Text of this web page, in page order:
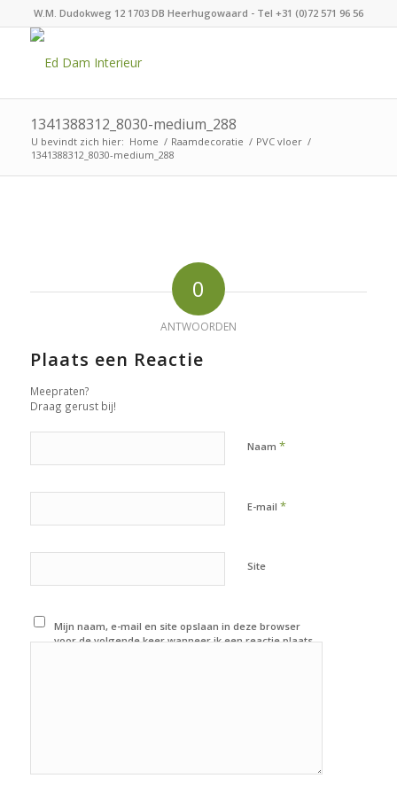
W.M. Dudokweg 12 1703 DB Heerhugowaard - Tel +31 (0)72 571 96 56
1341388312_8030-medium_288
U bevindt zich hier: Home / Raamdecoratie / PVC vloer /
1341388312_8030-medium_288
0
ANTWOORDEN
Plaats een Reactie
Meepraten?
Draag gerust bij!
Naam *
E-mail *
Site
Mijn naam, e-mail en site opslaan in deze browser
voor de volgende keer wanneer ik een reactie plaats.